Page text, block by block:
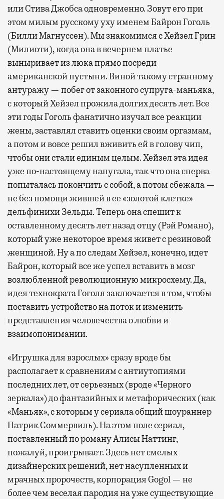
или Стива Джобса одновременно. Зовут его при
этом милым русскому уху именем Байрон Гоголь
(Билли Магнуссен). Мы знакомимся с Хейзел Грин
(Милиоти), когда она в вечернем платье
выныривает из люка прямо посреди
американской пустыни. Виной такому странному
антуражу — побег от законного супруга-маньяка,
с который Хейзел прожила долгих десять лет. Все
эти годы Гоголь фанатично изучал все реакции
жены, заставлял ставить оценки своим оргазмам,
а потом и вовсе решил вживить ей в голову чип,
чтобы они стали единым целым. Хейзел эта идея
уже по-настоящему напугала, так что она сперва
попыталась покончить с собой, а потом сбежала —
не без помощи жившей в ее «золотой клетке»
дельфинихи Зельды. Теперь она спешит к
оставленному десять лет назад отцу (Рэй Романо),
который уже некоторое время живет с резиновой
женщиной. Ну а по следам Хейзел, конечно, идет
Байрон, который все же успел вставить в мозг
возлюбленной революционную микросхему. Да,
идея технократа Гоголя заключается в том, чтобы
поставить устройство на поток и изменить
представления человечества о любви и
взаимопонимании.
«Игрушка для взрослых» сразу вроде бы
располагает к сравнениям с антиутопиями
последних лет, от серьезных (вроде «Черного
зеркала») до фантазийных и метафорических (как
«Маньяк», с которым у сериала общий шоураннер
Патрик Соммервиль). На этом поле сериал,
поставленный по роману Алисы Наттинг,
пожалуй, проигрывает. Здесь нет смелых
дизайнерских решений, нет насупленных и
мрачных пророчеств, корпорацияGogol — не
более чем веселая пародия на уже существующие